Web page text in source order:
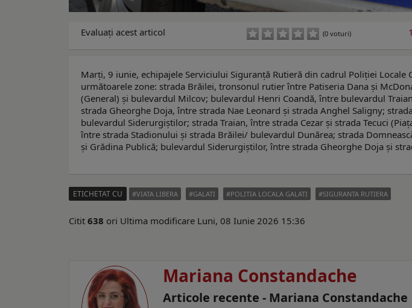
Evaluaţi acest articol (0 voturi) 1
Marți, 9 iunie, echipajele Serviciului Siguranță Rutieră din cadrul Poliției Locale
următoarele zone: strada Brăilei, tronsonul rutier între Patiseria Dana și
(General) și bulevardul Milcov; bulevardul Henri Coandă, între bulevardul
strada Gheorghe Doja, între strada Nae Leonard și strada Anghel Saligny;
bulevardul Siderurgiștilor; strada Traian, între strada Cezar și strada Tecuci
între strada Stadionului și strada Brăilei/ bulevardul Dunărea; strada
și Grădina Publică; bulevardul Siderurgiștilor, între strada Gheorghe Doja și
ETICHETAT CU VIATA LIBERA GALATI POLITIA LOCALA GALATI SIGURANTA RUTIERA
Citit 638 ori Ultima modificare Luni, 08 Iunie 2026 15:36
Mariana Constandache
Articole recente - Mariana Constandache